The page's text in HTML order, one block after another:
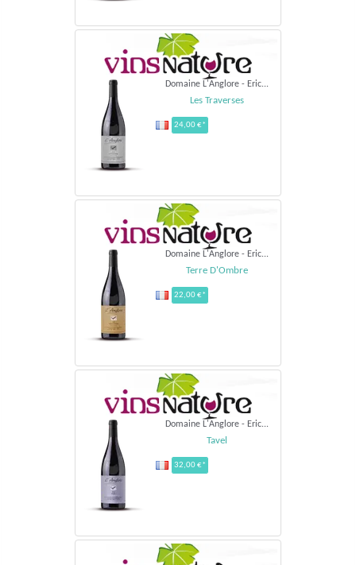
Domaine L'Anglore - Eric...
Les Traverses
24,00 €*
Domaine L'Anglore - Eric...
Terre D'Ombre
22,00 €*
Domaine L'Anglore - Eric...
Tavel
32,00 €*